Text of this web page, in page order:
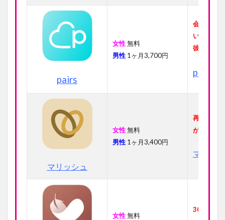
pairs
女性無料
男性 1ヶ月3,700円
会員数
いたい初
彼女と出
pairs
マリッシュ
女性無料
男性 1ヶ月3,400円
再婚や婚
が多い
マリッ
女性無料
30歳以上